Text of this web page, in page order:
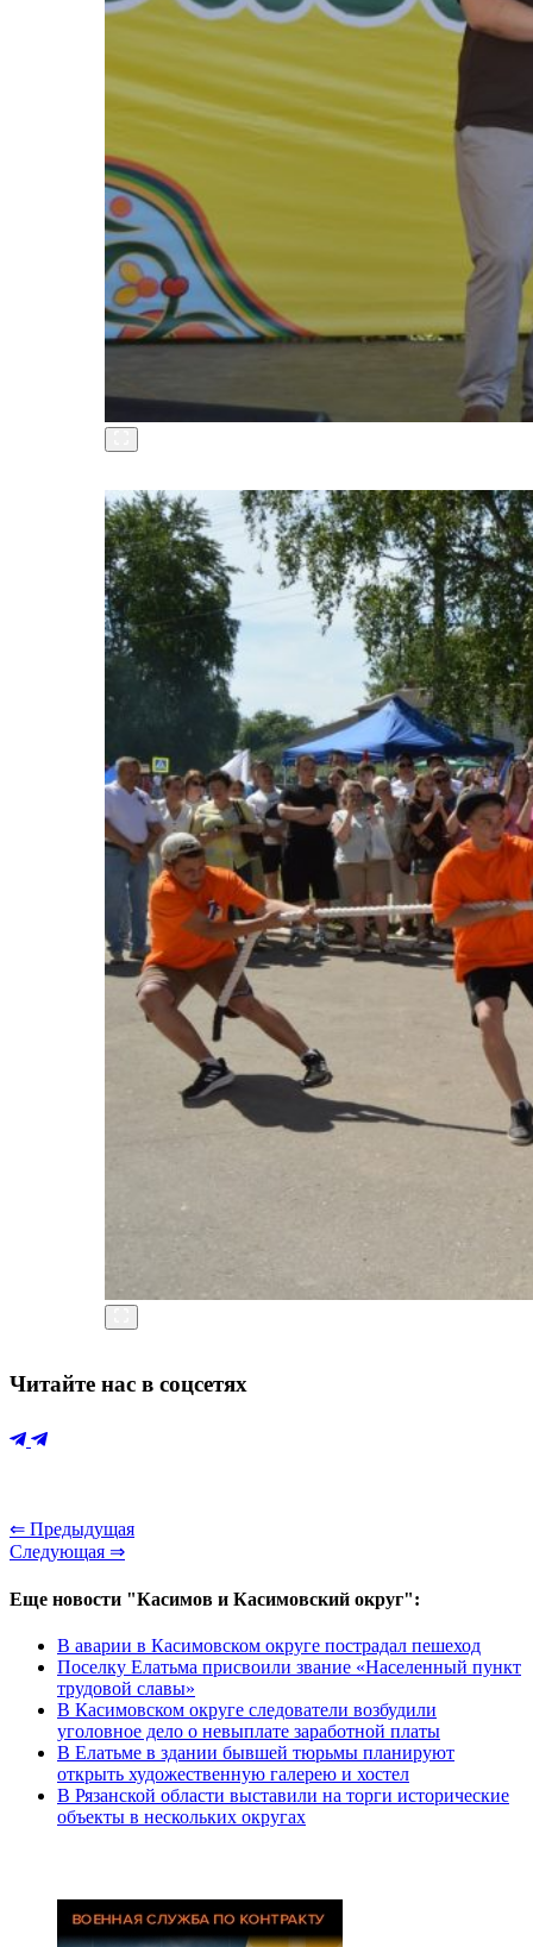
Читайте нас в соцсетях
⇐ Предыдущая
Следующая ⇒
Еще новости "Касимов и Касимовский округ":
В аварии в Касимовском округе пострадал пешеход
Поселку Елатьма присвоили звание «Населенный пункт
трудовой славы»
В Касимовском округе следователи возбудили
уголовное дело о невыплате заработной платы
В Елатьме в здании бывшей тюрьмы планируют
открыть художественную галерею и хостел
В Рязанской области выставили на торги исторические
объекты в нескольких округах